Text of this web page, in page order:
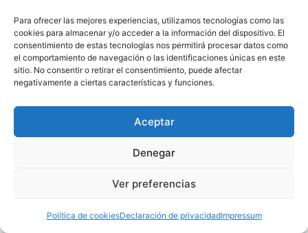
Para ofrecer las mejores experiencias, utilizamos tecnologías como las
cookies para almacenar y/o acceder a la información del dispositivo. El
consentimiento de estas tecnologías nos permitirá procesar datos como
el comportamiento de navegación o las identificaciones únicas en este
sitio. No consentir o retirar el consentimiento, puede afectar
negativamente a ciertas características y funciones.
Aceptar
Denegar
Ver preferencias
Política de cookiesDeclaración de privacidadImpressum